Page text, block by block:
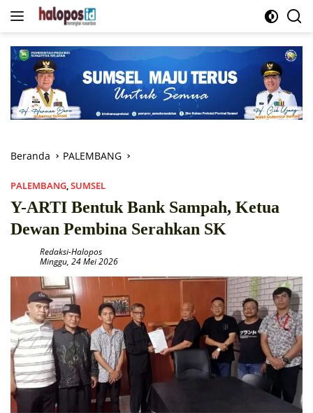
Langsung
Beranda PALEMBANG
PALEMBANG SUMSEL
Y-ARTI Bentuk Bank Sampah, Ketua
Dewan Pembina Serahkan SK
Redaksi-Halopos
Minggu, 24 Mei 2026